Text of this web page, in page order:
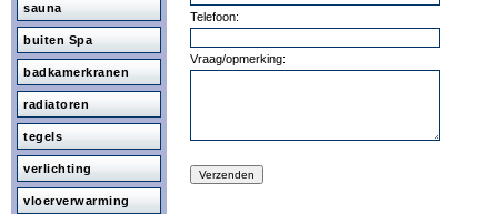
sauna
buiten Spa
badkamerkranen
radiatoren
tegels
verlichting
vloerverwarming
Telefoon:
Vraag/opmerking: